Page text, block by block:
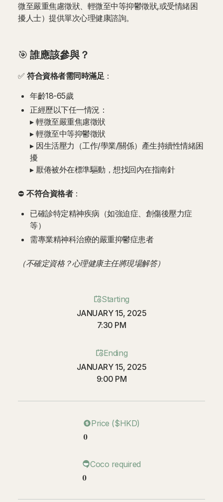
微至嚴重焦慮徵狀、輕微至中等抑鬱徵狀,或受情緒困
擾人士）提供單次心理健康諮詢。
🎯 誰應該參與？
✅符合資格者需同時滿足 ：
年齡18-65歲
正經歷以下任一情況：
▸ 輕微至嚴重焦慮徵狀
▸ 輕微至中等抑鬱徵狀
▸ 因生活壓力（工作/學業/關係）產生持續性情緒困
擾
▸ 厭倦被外在標準驅動，想找回內在指南針
⛔不符合資格者：
已確診特定精神疾病（如強迫症、創傷後壓力症
等）
需專業精神科治療的嚴重抑鬱症患者
（不確定資格？心理健康主任將現場解答）
Starting
JANUARY 15, 2025
7:30 PM
Ending
JANUARY 15, 2025
9:00 PM
Price ($HKD)
0
Coco required
0